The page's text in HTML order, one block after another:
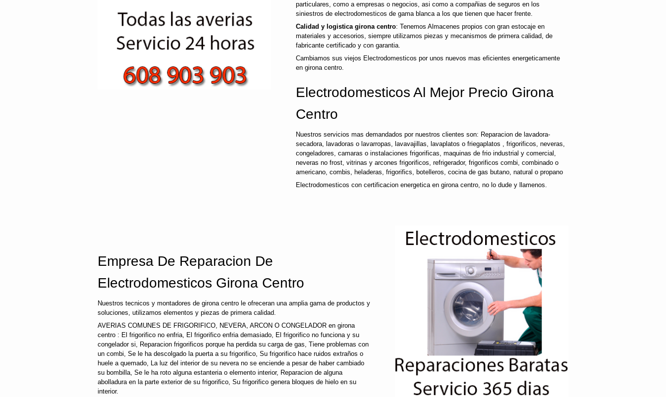
particulares, como a empresas o negocios, asi como a compañias de seguros en los
siniestros de electrodomesticos de gama blanca a los que tienen que hacer frente.
Calidad y logistica girona centro: Tenemos Almacenes propios con gran estocaje en
materiales y accesorios, siempre utilizamos piezas y mecanismos de primera calidad, de
fabricante certificado y con garantia.
Cambiamos sus viejos Electrodomesticos por unos nuevos mas eficientes energeticamente
en girona centro.
Electrodomesticos Al Mejor Precio Girona
Centro
Nuestros servicios mas demandados por nuestros clientes son: Reparacion de lavadora-
secadora, lavadoras o lavarropas, lavavajillas, lavaplatos o friegaplatos , frigorificos, neveras,
congeladores, camaras o instalaciones frigorificas, maquinas de frio industrial y comercial,
neveras no frost, vitrinas y arcones frigorificos, refrigerador, frigorificos combi, combinado o
americano, combis, heladeras, frigorifics, botelleros, cocina de gas butano, natural o propano
Electrodomesticos con certificacion energetica en girona centro, no lo dude y llamenos.
Empresa De Reparacion De
Electrodomesticos Girona Centro
Nuestros tecnicos y montadores de girona centro le ofreceran una amplia gama de productos y
soluciones, utilizamos elementos y piezas de primera calidad.
AVERIAS COMUNES DE FRIGORIFICO, NEVERA, ARCON O CONGELADOR en girona
centro : El frigorifico no enfria, El frigorifico enfria demasiado, El frigorifico no funciona y su
congelador si, Reparacion frigorificos porque ha perdida su carga de gas, Tiene problemas con
un combi, Se le ha descolgado la puerta a su frigorifico, Su frigorifico hace ruidos extraños o
huele a quemado, La luz del interior de su nevera no se enciende a pesar de haber cambiado
su bombilla, Se le ha roto alguna estanteria o elemento interior, Reparacion de alguna
abolladura en la parte exterior de su frigorifico, Su frigorifico genera bloques de hielo en su
interior.